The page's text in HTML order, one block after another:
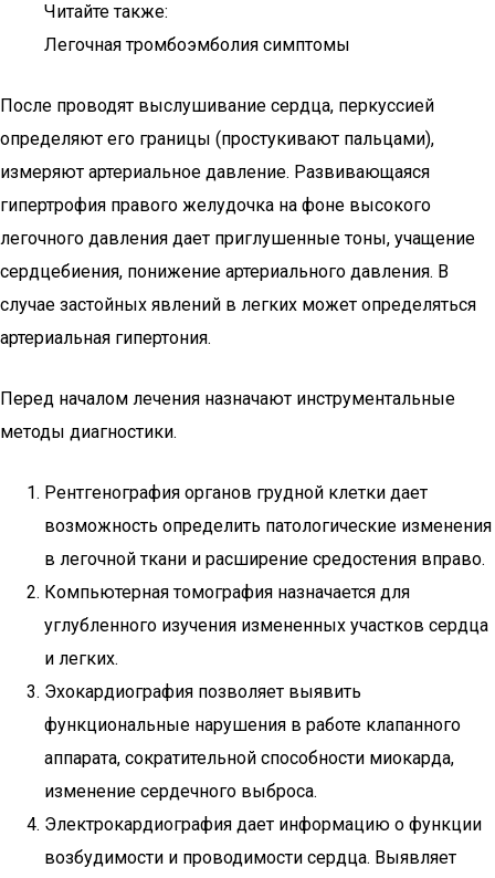
Читайте также:
Легочная тромбоэмболия симптомы
После проводят выслушивание сердца, перкуссией
определяют его границы (простукивают пальцами),
измеряют артериальное давление. Развивающаяся
гипертрофия правого желудочка на фоне высокого
легочного давления дает приглушенные тоны, учащение
сердцебиения, понижение артериального давления. В
случае застойных явлений в легких может определяться
артериальная гипертония.
Перед началом лечения назначают инструментальные
методы диагностики.
Рентгенография органов грудной клетки дает
возможность определить патологические изменения
в легочной ткани и расширение средостения вправо.
Компьютерная томография назначается для
углубленного изучения измененных участков сердца
и легких.
Эхокардиография позволяет выявить
функциональные нарушения в работе клапанного
аппарата, сократительной способности миокарда,
изменение сердечного выброса.
Электрокардиография дает информацию о функции
возбудимости и проводимости сердца. Выявляет